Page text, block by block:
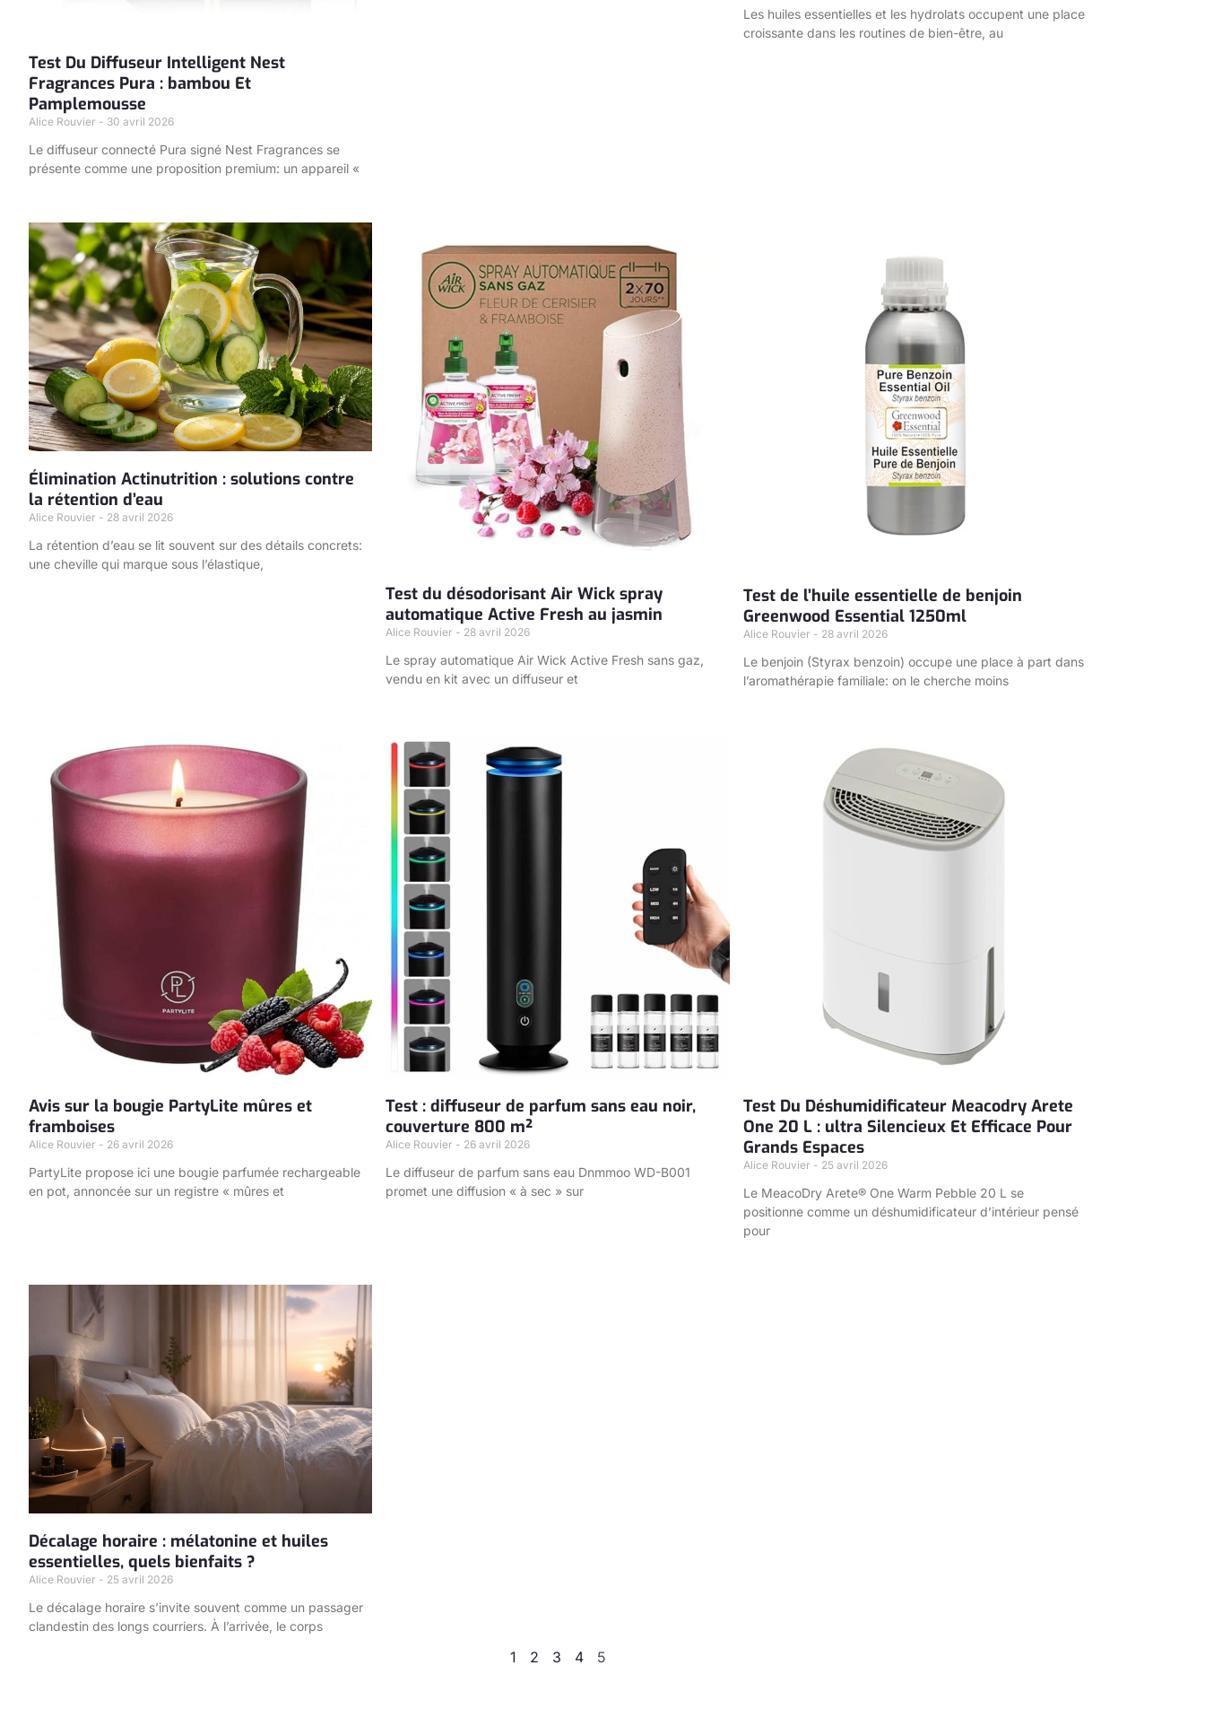
Test Du Diffuseur Intelligent Nest
Fragrances Pura : bambou Et
Pamplemousse
Alice Rouvier 30 avril 2026
Le diffuseur connecté Pura signé Nest Fragrances se
présente comme une proposition premium: un appareil «
Les huiles essentielles et les hydrolats occupent une place
croissante dans les routines de bien-être, au
Élimination Actinutrition : solutions contre
la rétention d’eau
Alice Rouvier 28 avril 2026
La rétention d’eau se lit souvent sur des détails concrets:
une cheville qui marque sous l’élastique,
Test du désodorisant Air Wick spray
automatique Active Fresh au jasmin
Alice Rouvier 28 avril 2026
Le spray automatique Air Wick Active Fresh sans gaz,
vendu en kit avec un diffuseur et
Test de l’huile essentielle de benjoin
Greenwood Essential 1250ml
Alice Rouvier 28 avril 2026
Le benjoin (Styrax benzoin) occupe une place à part dans
l’aromathérapie familiale: on le cherche moins
Avis sur la bougie PartyLite mûres et
framboises
Alice Rouvier 26 avril 2026
PartyLite propose ici une bougie parfumée rechargeable
en pot, annoncée sur un registre « mûres et
Test : diffuseur de parfum sans eau noir,
couverture 800 m²
Alice Rouvier 26 avril 2026
Le diffuseur de parfum sans eau Dnmmoo WD-B001
promet une diffusion « à sec » sur
Test Du Déshumidificateur Meacodry Arete
One 20 L : ultra Silencieux Et Efficace Pour
Grands Espaces
Alice Rouvier 25 avril 2026
Le MeacoDry Arete® One Warm Pebble 20 L se
positionne comme un déshumidificateur d’intérieur pensé
pour
Décalage horaire : mélatonine et huiles
essentielles, quels bienfaits ?
Alice Rouvier 25 avril 2026
Le décalage horaire s’invite souvent comme un passager
clandestin des longs courriers. À l’arrivée, le corps
1 2 3 4 5